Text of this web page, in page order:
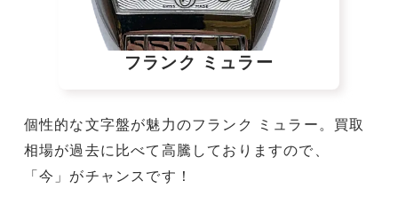
フランク ミュラー
個性的な文字盤が魅力のフランク ミュラー。買取
相場が過去に比べて高騰しておりますので、
「今」がチャンスです！